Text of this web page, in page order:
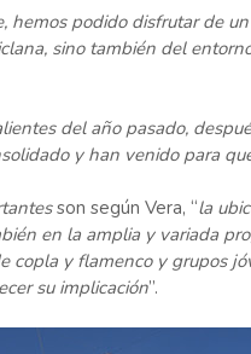
hemos podido disfrutar de
sino también del
del año pasado,
y han venido para
son según Vera, “la
en la amplia y variada
copla y flamenco y grupos
su implicación”.